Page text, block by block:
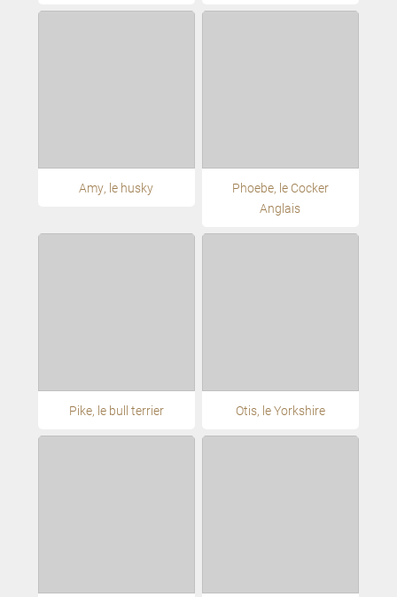
Amy, le husky
Phoebe, le Cocker
Anglais
Pike, le bull terrier Otis, le Yorkshire